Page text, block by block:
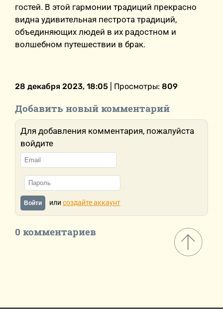
гостей. В этой гармонии традиций прекрасно
видна удивительная пестрота традиций,
объединяющих людей в их радостном и
волшебном путешествии в брак.
28 декабря 2023, 18:05 | Просмотры: 809
Добавить новый комментарий
Для добавления комментария, пожалуйста
войдите
Войти или создайте аккаунт
0 комментариев